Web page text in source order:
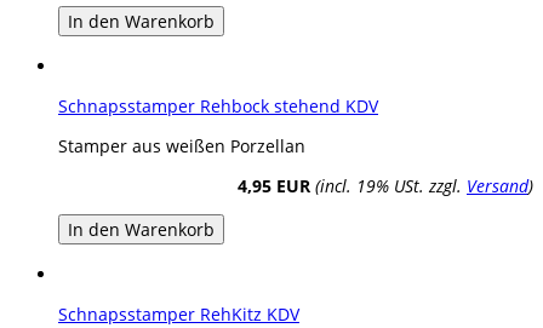
In den Warenkorb
Schnapsstamper Rehbock stehend KDV
Stamper aus weißen Porzellan
4,95 EUR (incl. 19% USt. zzgl. Versand)
In den Warenkorb
Schnapsstamper RehKitz KDV